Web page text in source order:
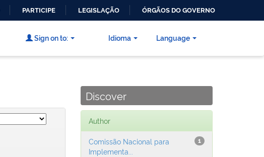
PARTICIPE LEGISLAÇÃO ÓRGÃOS DO GOVERNO
Language
Sign on to: Idioma
Discover
Author
1
Comissão Nacional para
Implementa...